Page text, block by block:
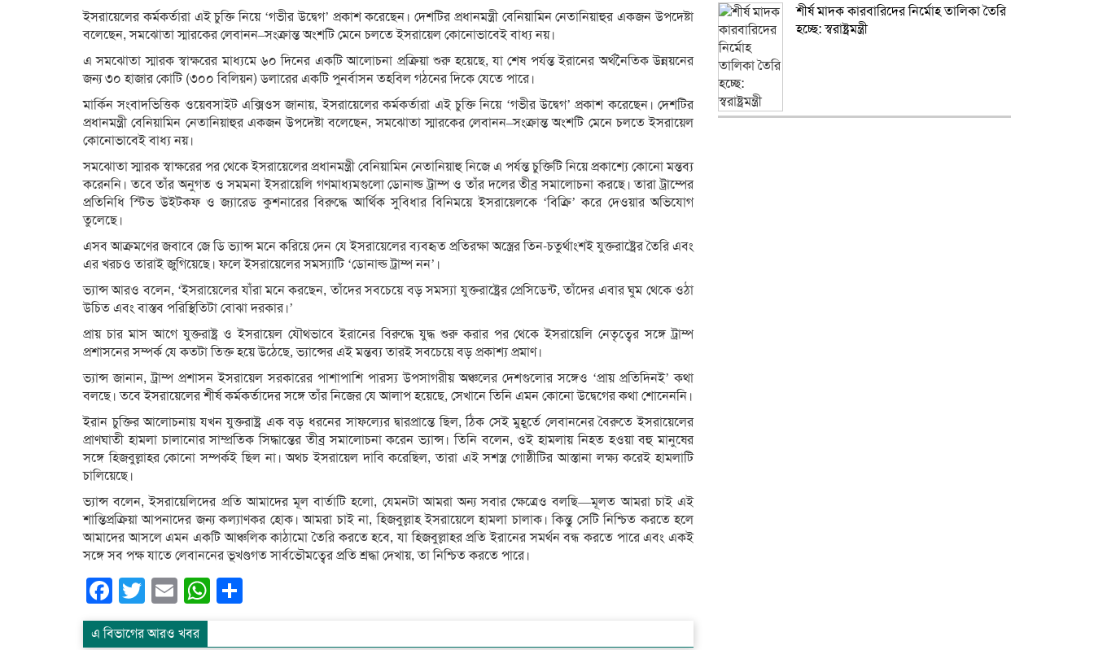
ইসরায়েলের কর্মকর্তারা এই চুক্তি নিয়ে ‘গভীর উদ্বেগ’ প্রকাশ করেছেন। দেশটির প্রধানমন্ত্রী বেনিয়ামিন নেতানিয়াহুর একজন উপদেষ্টা
বলেছেন, সমঝোতা স্মারকের লেবানন–সংক্রান্ত অংশটি মেনে চলতে ইসরায়েল কোনোভাবেই বাধ্য নয়।
এ সমঝোতা স্মারক স্বাক্ষরের মাধ্যমে ৬০ দিনের একটি আলোচনা প্রক্রিয়া শুরু হয়েছে, যা শেষ পর্যন্ত ইরানের অর্থনৈতিক উন্নয়নের
জন্য ৩০ হাজার কোটি (৩০০ বিলিয়ন) ডলারের একটি পুনর্বাসন তহবিল গঠনের দিকে যেতে পারে।
মার্কিন সংবাদভিত্তিক ওয়েবসাইট এক্সিওস জানায়, ইসরায়েলের কর্মকর্তারা এই চুক্তি নিয়ে ‘গভীর উদ্বেগ’ প্রকাশ করেছেন। দেশটির
প্রধানমন্ত্রী বেনিয়ামিন নেতানিয়াহুর একজন উপদেষ্টা বলেছেন, সমঝোতা স্মারকের লেবানন–সংক্রান্ত অংশটি মেনে চলতে ইসরায়েল
কোনোভাবেই বাধ্য নয়।
সমঝোতা স্মারক স্বাক্ষরের পর থেকে ইসরায়েলের প্রধানমন্ত্রী বেনিয়ামিন নেতানিয়াহু নিজে এ পর্যন্ত চুক্তিটি নিয়ে প্রকাশ্যে কোনো মন্তব্য
করেননি। তবে তাঁর অনুগত ও সমমনা ইসরায়েলি গণমাধ্যমগুলো ডোনাল্ড ট্রাম্প ও তাঁর দলের তীব্র সমালোচনা করছে। তারা ট্রাম্পের
প্রতিনিধি স্টিভ উইটকফ ও জ্যারেড কুশনারের বিরুদ্ধে আর্থিক সুবিধার বিনিময়ে ইসরায়েলকে ‘বিক্রি’ করে দেওয়ার অভিযোগ
তুলেছে।
এসব আক্রমণের জবাবে জে ডি ভ্যান্স মনে করিয়ে দেন যে ইসরায়েলের ব্যবহৃত প্রতিরক্ষা অস্ত্রের তিন-চতুর্থাংশই যুক্তরাষ্ট্রের তৈরি এবং
এর খরচও তারাই জুগিয়েছে। ফলে ইসরায়েলের সমস্যাটি ‘ডোনাল্ড ট্রাম্প নন’।
ভ্যান্স আরও বলেন, ‘ইসরায়েলের যাঁরা মনে করছেন, তাঁদের সবচেয়ে বড় সমস্যা যুক্তরাষ্ট্রের প্রেসিডেন্ট, তাঁদের এবার ঘুম থেকে ওঠা
উচিত এবং বাস্তব পরিস্থিতিটা বোঝা দরকার।’
প্রায় চার মাস আগে যুক্তরাষ্ট্র ও ইসরায়েল যৌথভাবে ইরানের বিরুদ্ধে যুদ্ধ শুরু করার পর থেকে ইসরায়েলি নেতৃত্বের সঙ্গে ট্রাম্প
প্রশাসনের সম্পর্ক যে কতটা তিক্ত হয়ে উঠেছে, ভ্যান্সের এই মন্তব্য তারই সবচেয়ে বড় প্রকাশ্য প্রমাণ।
ভ্যান্স জানান, ট্রাম্প প্রশাসন ইসরায়েল সরকারের পাশাপাশি পারস্য উপসাগরীয় অঞ্চলের দেশগুলোর সঙ্গেও ‘প্রায় প্রতিদিনই’ কথা
বলছে। তবে ইসরায়েলের শীর্ষ কর্মকর্তাদের সঙ্গে তাঁর নিজের যে আলাপ হয়েছে, সেখানে তিনি এমন কোনো উদ্বেগের কথা শোনেননি।
ইরান চুক্তির আলোচনায় যখন যুক্তরাষ্ট্র এক বড় ধরনের সাফল্যের দ্বারপ্রান্তে ছিল, ঠিক সেই মুহূর্তে লেবাননের বৈরুতে ইসরায়েলের
প্রাণঘাতী হামলা চালানোর সাম্প্রতিক সিদ্ধান্তের তীব্র সমালোচনা করেন ভ্যান্স। তিনি বলেন, ওই হামলায় নিহত হওয়া বহু মানুষের
সঙ্গে হিজবুল্লাহর কোনো সম্পর্কই ছিল না। অথচ ইসরায়েল দাবি করেছিল, তারা এই সশস্ত্র গোষ্ঠীটির আস্তানা লক্ষ্য করেই হামলাটি
চালিয়েছে।
ভ্যান্স বলেন, ইসরায়েলিদের প্রতি আমাদের মূল বার্তাটি হলো, যেমনটা আমরা অন্য সবার ক্ষেত্রেও বলছি—মূলত আমরা চাই এই
শান্তিপ্রক্রিয়া আপনাদের জন্য কল্যাণকর হোক। আমরা চাই না, হিজবুল্লাহ ইসরায়েলে হামলা চালাক। কিন্তু সেটি নিশ্চিত করতে হলে
আমাদের আসলে এমন একটি আঞ্চলিক কাঠামো তৈরি করতে হবে, যা হিজবুল্লাহর প্রতি ইরানের সমর্থন বন্ধ করতে পারে এবং একই
সঙ্গে সব পক্ষ যাতে লেবাননের ভূখণ্ডগত সার্বভৌমত্বের প্রতি শ্রদ্ধা দেখায়, তা নিশ্চিত করতে পারে।
Facebook
Twitter
EmailWhatsApp
এ বিভাগের আরও খবর
শীর্ষ মাদক কারবারিদের নির্মোহ তালিকা তৈরি
হচ্ছে: স্বরাষ্ট্রমন্ত্রী